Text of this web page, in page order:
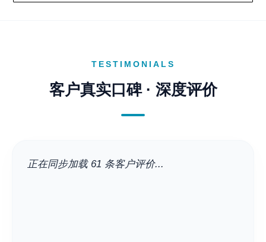
TESTIMONIALS
客户真实口碑 · 深度评价
正在同步加载 61 条客户评价...